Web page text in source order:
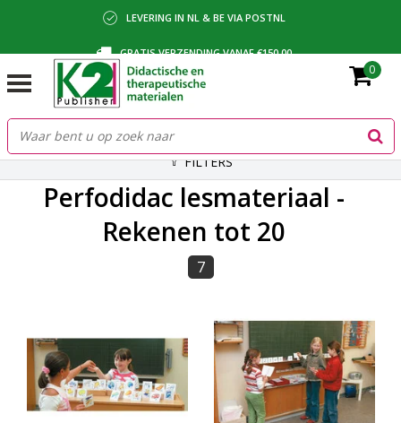
LEVERING IN NL & BE VIA POSTNL
GRATIS VERZENDING VANAF €150,00
BETALING VIA IDEAL, BANCONTACT OF FACTUUR
0
FILTERS
Perfodidac lesmateriaal -
Rekenen tot 20
7